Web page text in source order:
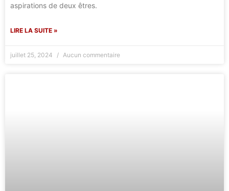
aspirations de deux êtres.
LIRE LA SUITE »
juillet 25, 2024 Aucun commentaire